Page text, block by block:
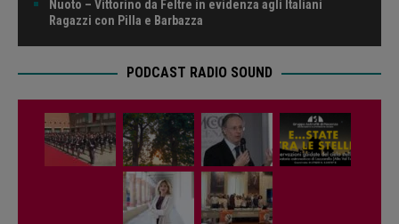
Nuoto – Vittorino da Feltre in evidenza agli Italiani
Ragazzi con Pilla e Barbazza
PODCAST RADIO SOUND